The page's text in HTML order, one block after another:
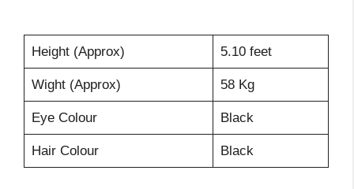
Height (Approx) 5.10 feet
Wight (Approx) 58 Kg
Eye Colour Black
Hair Colour Black